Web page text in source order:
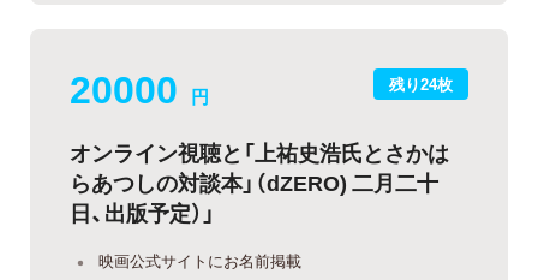
残り24枚
20000 円
オンライン視聴と「上祐史浩氏とさかは
らあつしの対談本」（dZERO) 二月二十
日、出版予定）」
映画公式サイトにお名前掲載